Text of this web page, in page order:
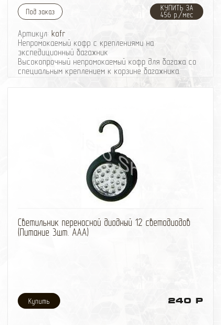
Под заказ
КУПИТЬ ЗА
456 р./мес
Артикул: kofr
Непромокаемый кофр с креплениями на
экспедиционный багажник
Высокопрочный непромокаемый кофр для багажа со
специальным креплением к корзине багажника.
Материал кофра переносит неоднократные мойки.
Специальные крепления надежно фиксируют кофр в
Полезный объем - 265 литров
Светильник переносной диодный 12 светодиодов
(Питание 3шт. AAA)
240 Р